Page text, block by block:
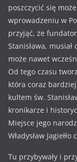
poszczycić się
wprowadzeniu w
przyjąć, że
Stanisława,
może nawet
Od tego czasu
która coraz
kultem św.
kronikarze i
Miejsce jego
Władysław
Tu przybywały i